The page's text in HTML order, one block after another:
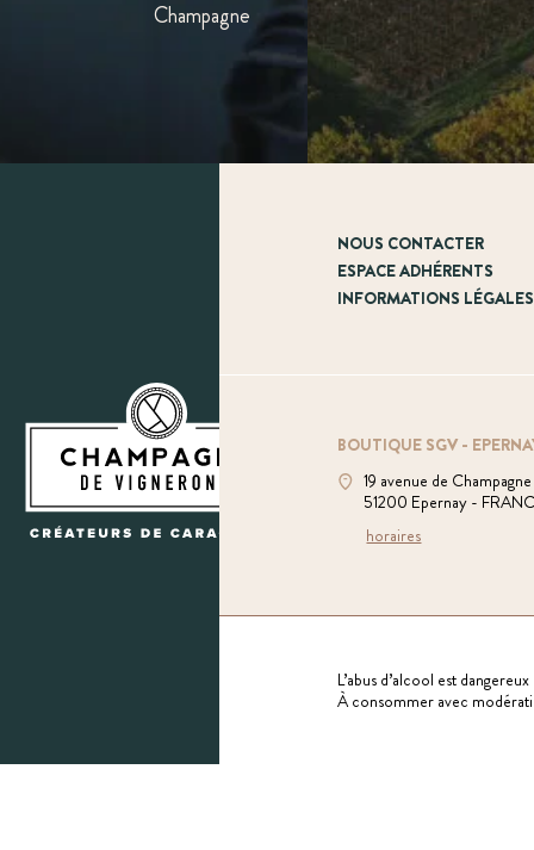
Champagne
NOUS CONTACTER
ESPACE ADHÉRENTS
INFORMATIONS LÉGALES
BOUTIQUE SGV -
19 avenue de Champagne
51200 Epernay -
horaires
L’abus d’alcool est
À consommer avec